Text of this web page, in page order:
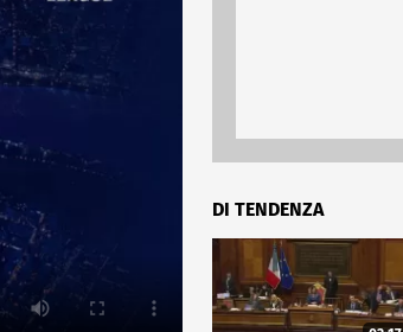
DI TENDENZA